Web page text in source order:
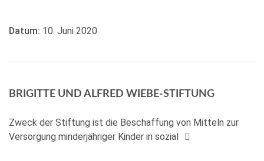
Datum: 10. Juni 2020
BRIGITTE UND ALFRED WIEBE-STIFTUNG
Zweck der Stiftung ist die Beschaffung von Mitteln zur
Versorgung minderjähriger Kinder in sozial